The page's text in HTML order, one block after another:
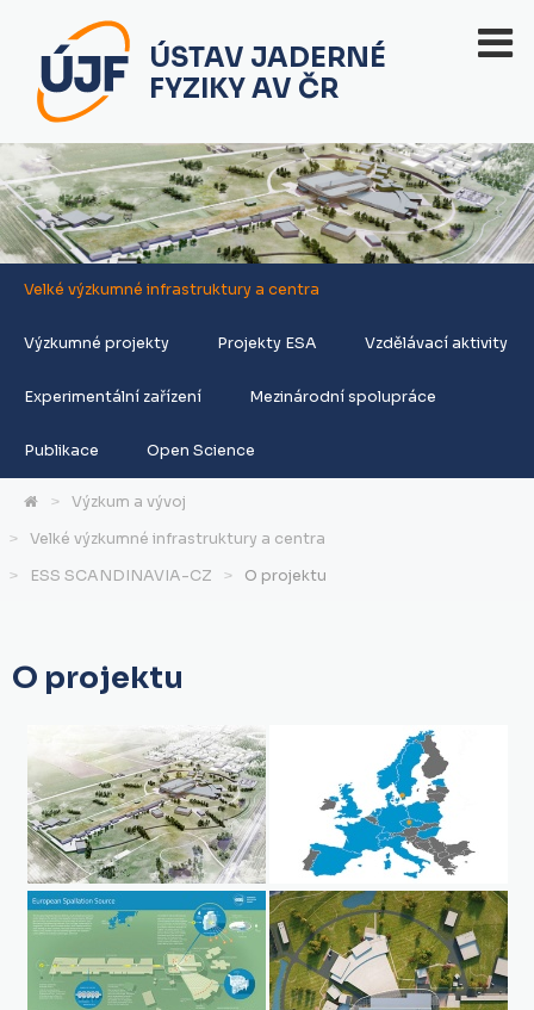
ÚSTAV JADERNÉ
FYZIKY AV ČR
Velké výzkumné infrastruktury a centra
Výzkumné projekty Projekty ESA Vzdělávací aktivity
Experimentální zařízení Mezinárodní spolupráce
Publikace Open Science
Výzkum a vývoj
Velké výzkumné infrastruktury a centra
ESS SCANDINAVIA-CZ
O projektu
O projektu